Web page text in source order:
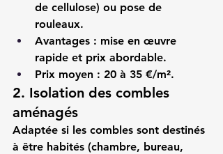
de cellulose) ou pose de
rouleaux.
Avantages : mise en œuvre
rapide et prix abordable.
Prix moyen : 20 à 35 €/m².
2. Isolation des combles
aménagés
Adaptée si les combles sont destinés
à être habités (chambre, bureau,